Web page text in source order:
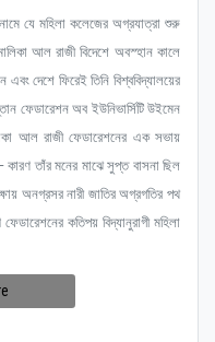
যে মহিলা কলেজের অগ্রযাত্রা শুরু
আল রাজী বিদেশে অবস্হান কালে
দেশে ফিরেই তিনি বিশ্ববিদ্যালয়ের
ফেডারেশন অব ইউনিভার্সিটি উইমেন
আল রাজী ফেডারেশনের এক সভায়
তাঁর মনের মাঝে সুপ্ত বাসনা ছিল
অনগ্রসর নারী জাতির অগ্রগতির পথ
কতিপয় বিদ্যানুরাগী মহিলা